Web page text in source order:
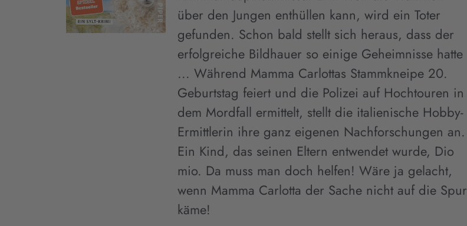
über den Jungen enthüllen kann, wird ein Toter
gefunden. Schon bald stellt sich heraus, dass der
erfolgreiche Bildhauer so einige Geheimnisse hatte
... Während Mamma Carlottas Stammkneipe 20.
Geburtstag feiert und die Polizei auf Hochtouren in
dem Mordfall ermittelt, stellt die italienische Hobby-
Ermittlerin ihre ganz eigenen Nachforschungen an.
Ein Kind, das seinen Eltern entwendet wurde, Dio
mio. Da muss man doch helfen! Wäre ja gelacht,
wenn Mamma Carlotta der Sache nicht auf die Spur
käme!